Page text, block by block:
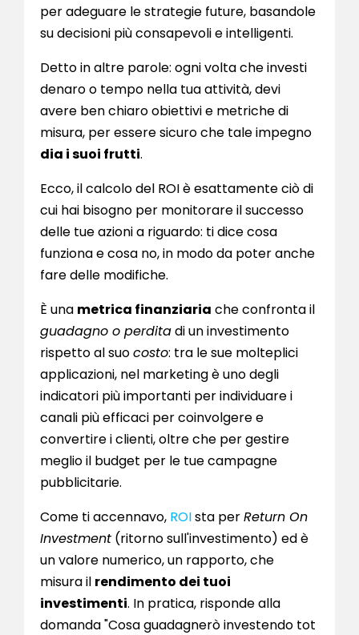
per adeguare le strategie future, basandole
su decisioni più consapevoli e intelligenti.
Detto in altre parole: ogni volta che investi
denaro o tempo nella tua attività, devi
avere ben chiaro obiettivi e metriche di
misura, per essere sicuro che tale impegno
dia i suoi frutti.
Ecco, il calcolo del ROI è esattamente ciò di
cui hai bisogno per monitorare il successo
delle tue azioni a riguardo: ti dice cosa
funziona e cosa no, in modo da poter anche
fare delle modifiche.
È una metrica finanziaria che confronta il
guadagno o perditadi un investimento
rispetto al suocosto: tra le sue molteplici
applicazioni, nel marketing è uno degli
indicatori più importanti per individuare i
canali più efficaci per coinvolgere e
convertire i clienti, oltre che per gestire
meglio il budget per le tue campagne
pubblicitarie.
Come ti accennavo, ROIsta perReturn On
Investment (ritorno sull'investimento) ed è
un valore numerico, un rapporto, che
misura il rendimento dei tuoi
investimenti. In pratica, risponde alla
domanda "Cosa guadagnerò investendo tot